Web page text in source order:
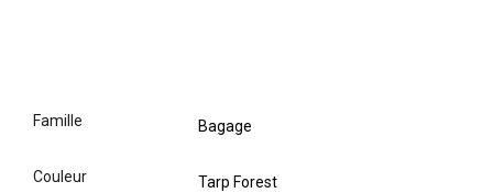
famille Bagage
couleur Tarp Forest